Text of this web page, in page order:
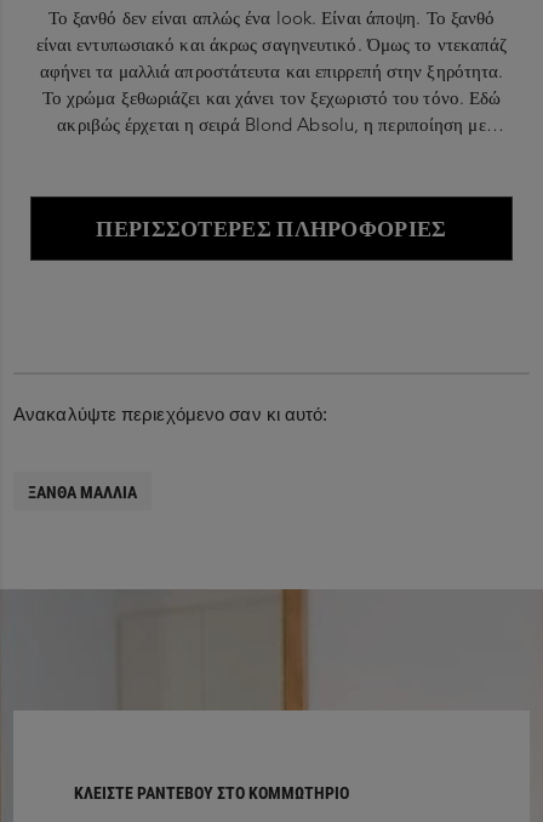
Το ξανθό δεν είναι απλώς ένα look. Είναι άποψη. Το ξανθό
είναι εντυπωσιακό και άκρως σαγηνευτικό. Όμως το ντεκαπάζ
αφήνει τα μαλλιά απροστάτευτα και επιρρεπή στην ξηρότητα.
Το χρώμα ξεθωριάζει και χάνει τον ξεχωριστό του τόνο. Εδώ
ακριβώς έρχεται η σειρά Blond Absolu, η περιποίηση με
ΠΕΡΙΣΣΌΤΕΡΕΣ ΠΛΗΡΟΦΟΡΊΕΣ
Ανακαλύψτε περιεχόμενο σαν κι αυτό:
ΞΑΝΘΆ ΜΑΛΛΙΆ
ΚΛΕΊΣΤΕ ΡΑΝΤΕΒΟΎ ΣΤΟ ΚΟΜΜΩΤΉΡΙΟ